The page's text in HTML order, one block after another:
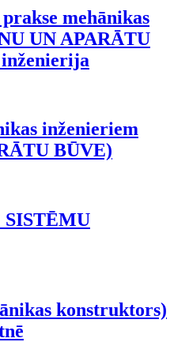
mehānikas
UN APARĀTU
inženieriem
BŪVE)
konstruktors)